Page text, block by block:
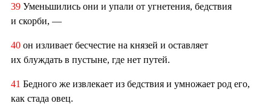
39 Уменьшились они и упали от угнетения, бедствия
и скорби, —
40 он изливает бесчестие на князей и оставляет
их блуждать в пустыне, где нет путей.
41 Бедного же извлекает из бедствия и умножает род его,
как стада овец.